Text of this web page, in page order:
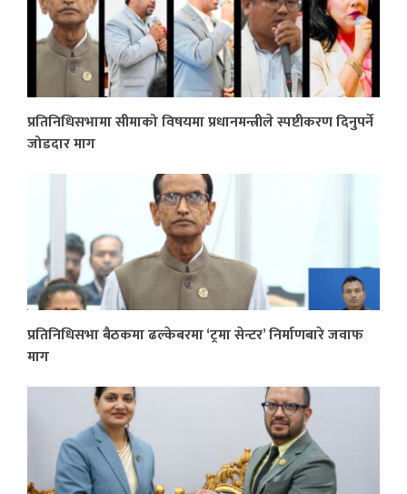
प्रतिनिधिसभामा सीमाको विषयमा प्रधानमन्त्रीले स्पष्टीकरण दिनुपर्ने
जोडदार माग
प्रतिनिधिसभा बैठकमा ढल्केबरमा ‘ट्रमा सेन्टर’ निर्माणबारे जवाफ
माग